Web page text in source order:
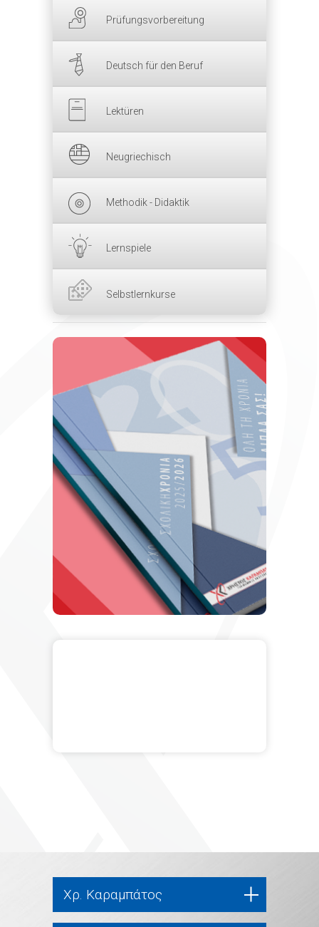
Prüfungsvorbereitung
Deutsch für den Beruf
Lektüren
Neugriechisch
Methodik - Didaktik
Lernspiele
Selbstlernkurse
Χρ. Καραμπάτος